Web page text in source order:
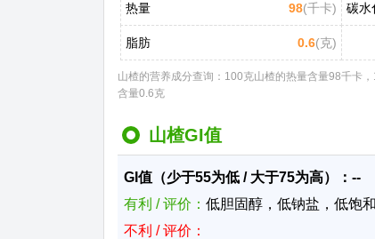
热量 98(千卡) 碳水
脂肪 0.6(克)
山楂的营养成分查询：100克山楂的热量含量98千卡
含量0.6克
山楂GI值
GI值（少于55为低 / 大于75为高）：--
有利 / 评价： 低胆固醇，低钠盐，低饱
不利 / 评价：